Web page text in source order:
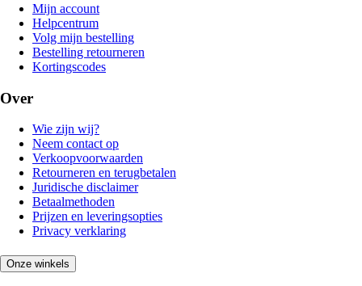
Mijn account
Helpcentrum
Volg mijn bestelling
Bestelling retourneren
Kortingscodes
Over
Wie zijn wij?
Neem contact op
Verkoopvoorwaarden
Retourneren en terugbetalen
Juridische disclaimer
Betaalmethoden
Prijzen en leveringsopties
Privacy verklaring
Onze winkels